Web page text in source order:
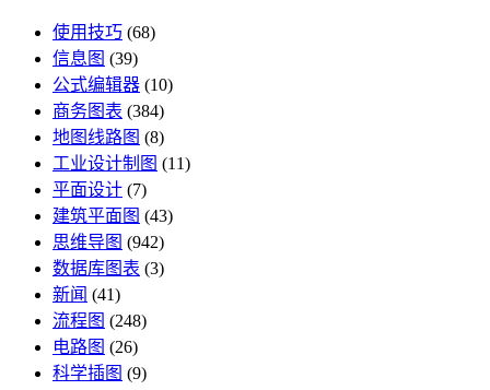
使用技巧 (68)
信息图 (39)
公式编辑器 (10)
商务图表 (384)
地图线路图 (8)
工业设计制图 (11)
平面设计 (7)
建筑平面图 (43)
思维导图 (942)
数据库图表 (3)
新闻 (41)
流程图 (248)
电路图 (26)
科学插图 (9)